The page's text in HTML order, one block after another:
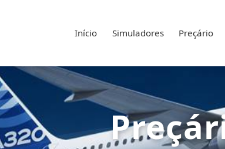
Início Simuladores Preçário